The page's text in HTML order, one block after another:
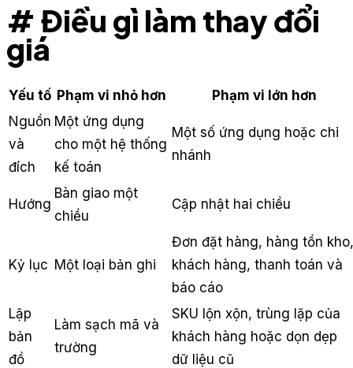
# Điều gì làm thay đổi
giá
Yếu tố Phạm vi nhỏ hơn
Phạm vi lớn hơn
Nguồn
và
đích
Một ứng dụng
cho một hệ thống
kế toán
Một số ứng dụng hoặc chi
nhánh
Hướng
Bàn giao một
chiều
Cập nhật hai chiều
Kỷ lục Một loại bản ghi
Đơn đặt hàng, hàng tồn kho,
khách hàng, thanh toán và
báo cáo
Lập
bản
đồ
Làm sạch mã và
trường
SKU lộn xộn, trùng lặp của
khách hàng hoặc dọn dẹp
dữ liệu cũ